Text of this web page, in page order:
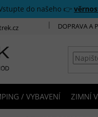
do našeho 👉
DOPRAVA A
/ VYBAVENÍ ZIMNÍ